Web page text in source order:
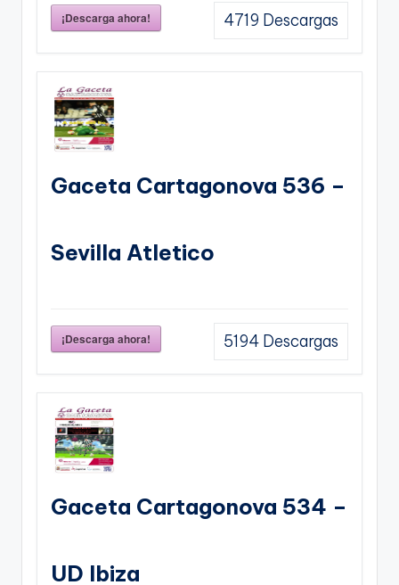
¡Descarga ahora! 4719 Descargas
Gaceta Cartagonova 536 –
Sevilla Atletico
¡Descarga ahora! 5194 Descargas
Gaceta Cartagonova 534 –
UD Ibiza